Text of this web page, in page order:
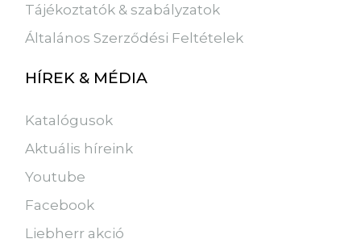
Tájékoztatók & szabályzatok
Általános Szerződési Feltételek
HÍREK & MÉDIA
Katalógusok
Aktuális híreink
Youtube
Facebook
Liebherr akció